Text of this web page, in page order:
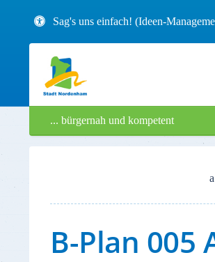
Sag's uns einfach! (Ideen-
... bürgernah und kompetent
a
B-Plan 005